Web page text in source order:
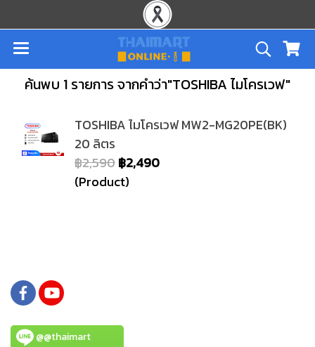
ค้นพบ 1 รายการ จากคำว่า"TOSHIBA ไมโครเวฟ"
TOSHIBA ไมโครเวฟ MW2-MG20PE(BK)
20 ลิตร
฿2,590฿2,490
(Product)
@@thaimart